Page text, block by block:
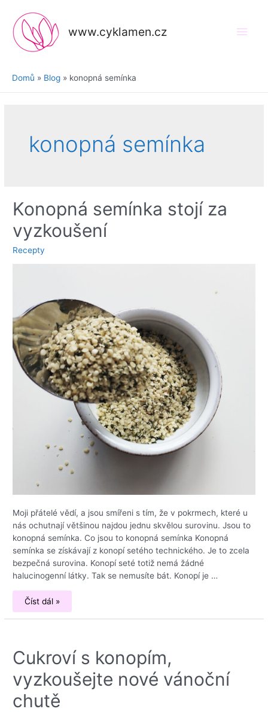
obsah
www.cyklamen.cz
Domů Blog konopná semínka
konopná semínka
Konopná semínka stojí za
vyzkoušení
Recepty
Moji přátelé vědí, a jsou smířeni s tím, že v pokrmech, které u
nás ochutnají většinou najdou jednu skvělou surovinu. Jsou to
konopná semínka. Co jsou to konopná semínka Konopná
semínka se získávají z konopí setého technického. Je to zcela
bezpečná surovina. Konopí seté totiž nemá žádné
halucinogenní látky. Tak se nemusíte bát. Konopí je …
Konopná
semínka
stojí
za
Číst dál »
Cukroví s konopím,
vyzkoušejte nové vánoční
chutě